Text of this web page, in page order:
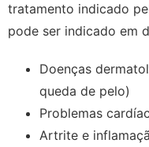
tratamento indicado
pode ser indicado em
Doenças
queda de pelo)
Problemas
Artrite e